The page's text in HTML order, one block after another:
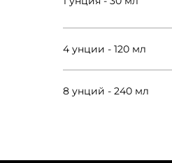
4 унции - 120 мл
8 унций - 240 мл